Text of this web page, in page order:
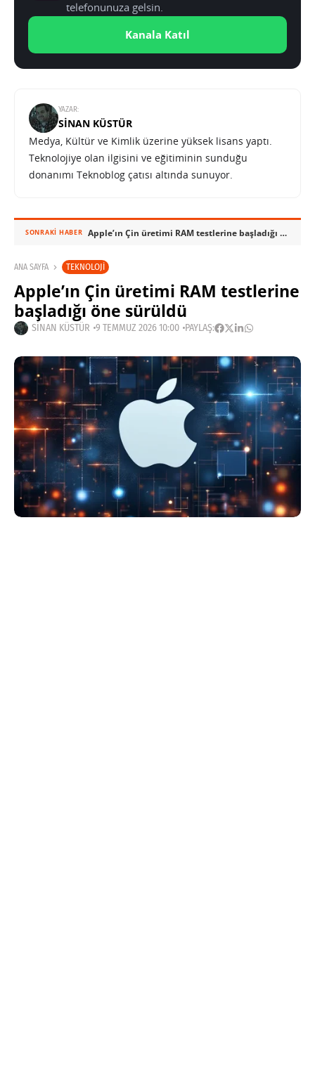
telefonunuza gelsin.
Kanala Katıl
YAZAR:
SINAN KÜSTÜR
Medya, Kültür ve Kimlik üzerine yüksek lisans yaptı.
Teknolojiye olan ilgisini ve eğitiminin sunduğu
donanımı Teknoblog çatısı altında sunuyor.
SONRAKI HABER Apple’ın Çin üretimi RAM testlerine başladığı öne sürüldü
ANA SAYFA TEKNOLOJI
Apple’ın Çin üretimi RAM testlerine
başladığı öne sürüldü
SINAN KÜSTÜR 9 TEMMUZ 2026 10:00 PAYLAŞ: